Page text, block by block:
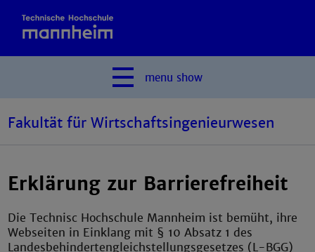
menu show
Fakultät für Wirtschaftsingenieurwesen
Erklärung zur Barrierefreiheit
Die Technisc Hochschule Mannheim ist bemüht, ihre
Webseiten in Einklang mit § 10 Absatz 1 des
Landesbehindertengleichstellungsgesetzes (L-BGG)